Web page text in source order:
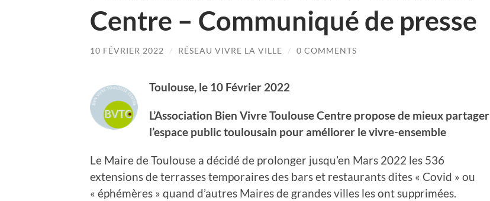
Centre – Communiqué de presse
10 FÉVRIER 2022 / RÉSEAU VIVRE LA VILLE / 0 COMMENTS
Toulouse, le 10 Février 2022
L’Association Bien Vivre Toulouse Centre propose de mieux partager
l’espace public toulousain pour améliorer le vivre-ensemble
Le Maire de Toulouse a décidé de prolonger jusqu’en Mars 2022 les 536
extensions de terrasses temporaires des bars et restaurants dites « Covid » ou
« éphémères » quand d’autres Maires de grandes villes les ont supprimées.